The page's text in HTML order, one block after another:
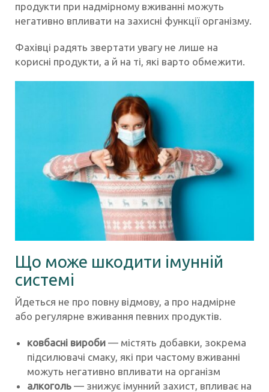
продукти при надмірному вживанні можуть
негативно впливати на захисні функції організму.
Фахівці радять звертати увагу не лише на
корисні продукти, а й на ті, які варто обмежити.
Що може шкодити імунній
системі
Йдеться не про повну відмову, а про надмірне
або регулярне вживання певних продуктів.
ковбасні вироби — містять добавки, зокрема
підсилювачі смаку, які при частому вживанні
можуть негативно впливати на організм
алкоголь — знижує імунний захист, впливає на